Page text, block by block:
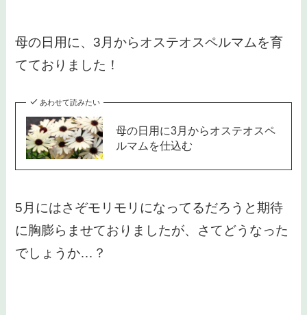
母の日用に、3月からオステオスペルマムを育
てておりました！
あわせて読みたい
母の日用に3月からオステオスペ
ルマムを仕込む
5月にはさぞモリモリになってるだろうと期待
に胸膨らませておりましたが、さてどうなった
でしょうか…？